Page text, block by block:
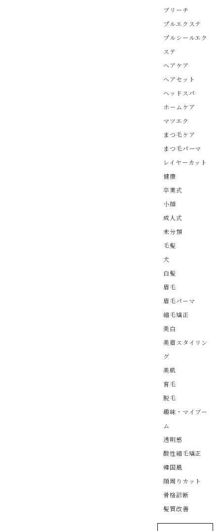
ブリーチ
プルエクステ
プルシールエク
ステ
ヘアケア
ヘアセット
ヘッドスパ
ホームケア
マツエク
まつ毛ケア
まつ毛パーマ
レイヤーカット
健康
卒業式
小顔
成人式
未分類
毛髪
犬
白髪
眉毛
眉毛パーマ
縮毛矯正
美白
美眉スタイリン
グ
美肌
育毛
脱毛
趣味・マイブー
ム
透明感
酸性縮毛矯正
韓国風
顔周りカット
骨格診断
髪質改善